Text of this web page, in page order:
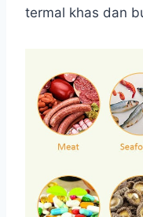
termal khas dan